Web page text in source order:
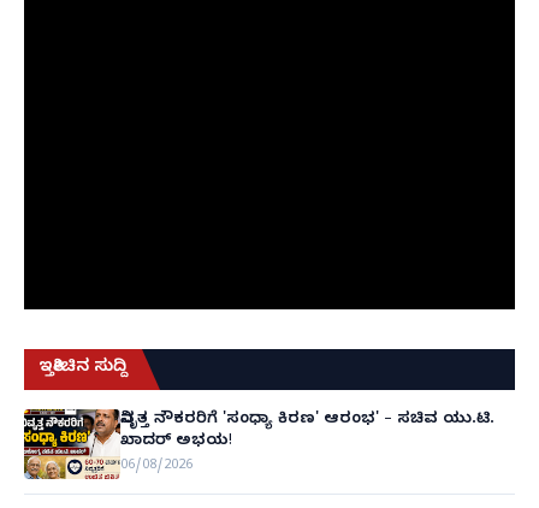
ಇತ್ತೀಚಿನ ಸುದ್ದಿ
ನಿವೃತ್ತ ನೌಕರರಿಗೆ 'ಸಂಧ್ಯಾ ಕಿರಣ' ಆರಂಭ' – ಸಚಿವ ಯು.ಟಿ.
ಖಾದರ್ ಅಭಯ!
06/08/2026